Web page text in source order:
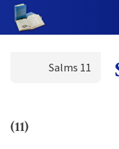
Salms 11
(11)